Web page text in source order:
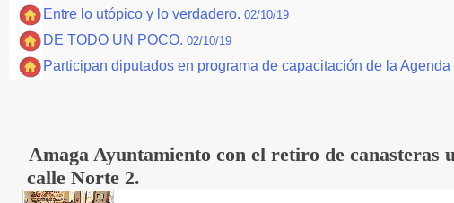
Entre lo utópico y lo verdadero. 02/10/19
DE TODO UN POCO. 02/10/19
Participan diputados en programa de capacitación de la Agenda
Amaga Ayuntamiento con el retiro de canasteras
calle Norte 2.